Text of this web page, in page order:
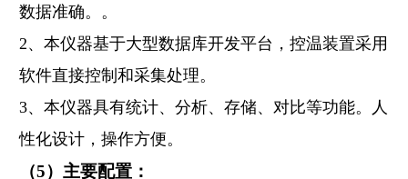
数据准确。。
2、本仪器基于大型数据库开发平台，控温装置采用
软件直接控制和采集处理。
3、本仪器具有统计、分析、存储、对比等功能。人
性化设计，操作方便。
（5）主要配置：